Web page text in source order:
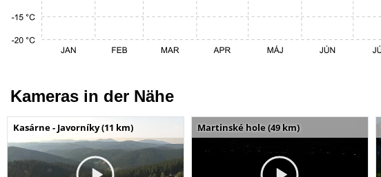
Kameras in der Nähe
Kasárne - Javorníky (11 km) Martinské hole (49 km)